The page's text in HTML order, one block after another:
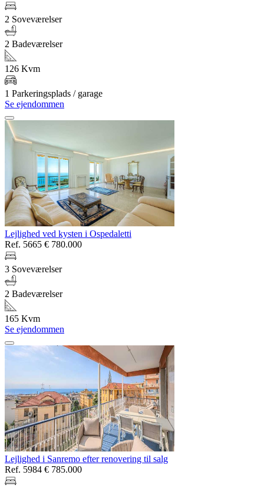
2 Soveværelser
2 Badeværelser
126 Kvm
1 Parkeringsplads / garage
Se ejendommen
Lejlighed ved kysten i Ospedaletti
Ref. 5665 € 780.000
3 Soveværelser
2 Badeværelser
165 Kvm
Se ejendommen
Lejlighed i Sanremo efter renovering til salg
Ref. 5984 € 785.000